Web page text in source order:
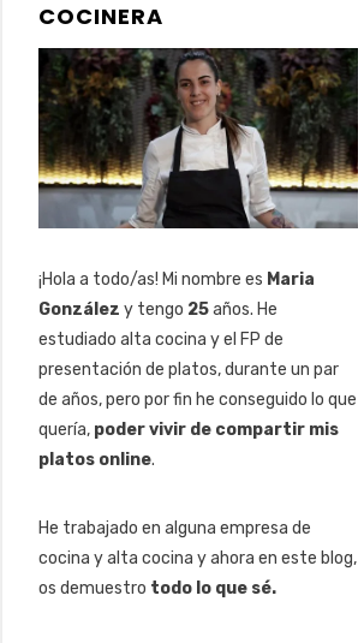
COCINERA
¡Hola a todo/as! Mi nombre es Maria
González y tengo 25años. He
estudiado alta cocina y el FP de
presentación de platos, durante un par
de años, pero por fin he conseguido lo que
quería, poder vivir de compartir mis
platos online.
He trabajado en alguna empresa de
cocina y alta cocina y ahora en este blog,
os demuestro todo lo que sé.